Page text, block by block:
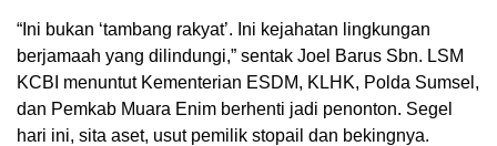
“Ini bukan ‘tambang rakyat’. Ini kejahatan lingkungan
berjamaah yang dilindungi,” sentak Joel Barus Sbn. LSM
KCBI menuntut Kementerian ESDM, KLHK, Polda Sumsel,
dan Pemkab Muara Enim berhenti jadi penonton. Segel
hari ini, sita aset, usut pemilik stopail dan bekingnya.